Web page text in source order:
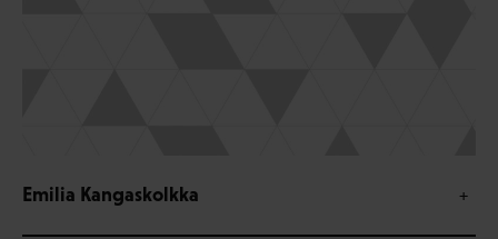
Emilia Kangaskolkka